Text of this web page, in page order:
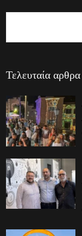
Τελευταία αρθρα